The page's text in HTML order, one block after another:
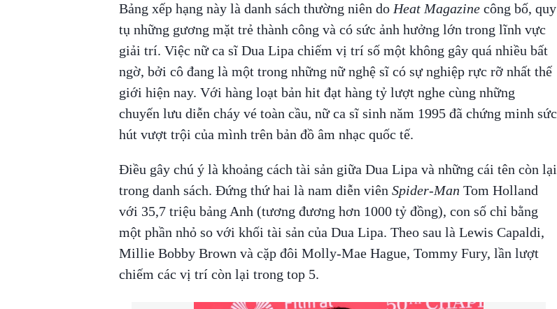
Bảng xếp hạng này là danh sách thường niên do Heat Magazinecông bố, quy
tụ những gương mặt trẻ thành công và có sức ảnh hưởng lớn trong lĩnh vực
giải trí. Việc nữ ca sĩ Dua Lipa chiếm vị trí số một không gây quá nhiều bất
ngờ, bởi cô đang là một trong những nữ nghệ sĩ có sự nghiệp rực rỡ nhất thế
giới hiện nay. Với hàng loạt bản hit đạt hàng tỷ lượt nghe cùng những
chuyến lưu diễn cháy vé toàn cầu, nữ ca sĩ sinh năm 1995 đã chứng minh sức
hút vượt trội của mình trên bản đồ âm nhạc quốc tế.
Điều gây chú ý là khoảng cách tài sản giữa Dua Lipa và những cái tên còn lại
trong danh sách. Đứng thứ hai là nam diễn viên Spider-Man Tom Holland
với 35,7 triệu bảng Anh (tương đương hơn 1000 tỷ đồng), con số chỉ bằng
một phần nhỏ so với khối tài sản của Dua Lipa. Theo sau là Lewis Capaldi,
Millie Bobby Brown và cặp đôi Molly-Mae Hague, Tommy Fury, lần lượt
chiếm các vị trí còn lại trong top 5.